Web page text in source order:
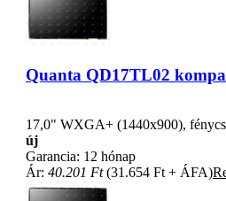
Quanta QD17TL02
17,0" WXGA+ (1440x900),
új
Garancia: 12 hónap
Ár: 40.201 Ft(31.654 Ft + ÁFA)